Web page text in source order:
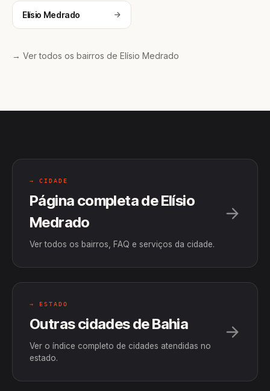
Elísio Medrado
→ Ver todos os bairros de Elísio Medrado
→ CIDADE
Página completa de Elísio
Medrado
Ver todos os bairros, FAQ e serviços da cidade.
→ ESTADO
Outras cidades de Bahia
Ver o índice completo de cidades atendidas no
estado.